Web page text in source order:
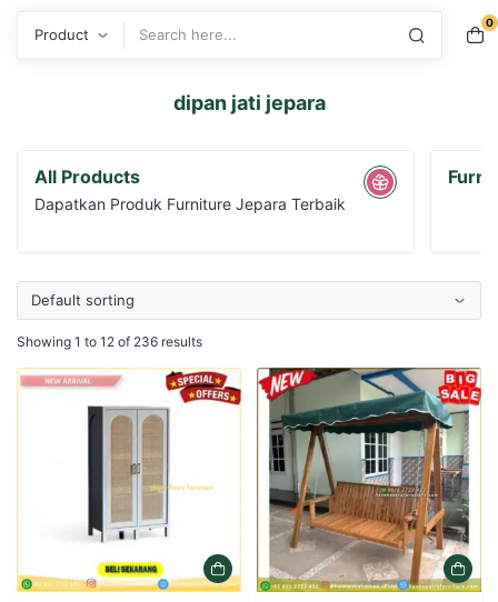
0
dipan jati jepara
All Products
Dapatkan Produk Furniture Jepara Terbaik
Showing 1 to 12 of 236 results